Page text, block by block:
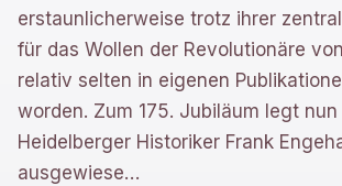
erstaunlicherweise trotz ihrer
für das Wollen der Revolutionäre
relativ selten in eigenen
worden. Zum 175. Jubiläum legt nun
Heidelberger Historiker Frank
ausgewiese…